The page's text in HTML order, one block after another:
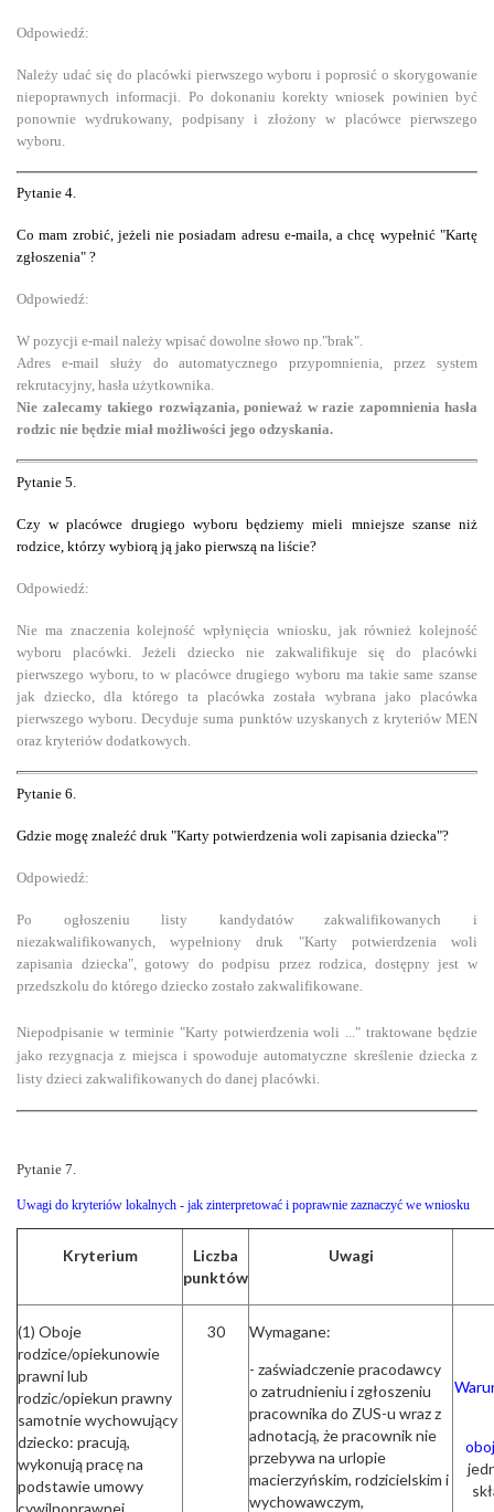
Odpowiedź:
Należy udać się do placówki pierwszego wyboru i poprosić o skorygowanie
niepoprawnych informacji. Po dokonaniu korekty wniosek powinien być
ponownie wydrukowany, podpisany i złożony w placówce pierwszego
wyboru.
Pytanie 4.
Co mam zrobić, jeżeli nie posiadam adresu e-maila, a chcę wypełnić "Kartę
zgłoszenia" ?
Odpowiedź:
W pozycji e-mail należy wpisać dowolne słowo np."brak".
Adres e-mail służy do automatycznego przypomnienia, przez system
rekrutacyjny, hasła użytkownika.
Nie zalecamy takiego rozwiązania, ponieważ w razie zapomnienia hasła
rodzic nie będzie miał możliwości jego odzyskania.
Pytanie 5.
Czy w placówce drugiego wyboru będziemy mieli mniejsze szanse niż
rodzice, którzy wybiorą ją jako pierwszą na liście?
Odpowiedź:
Nie ma znaczenia kolejność wpłynięcia wniosku, jak również kolejność
wyboru placówki. Jeżeli dziecko nie zakwalifikuje się do placówki
pierwszego wyboru, to w placówce drugiego wyboru ma takie same szanse
jak dziecko, dla którego ta placówka została wybrana jako placówka
pierwszego wyboru. Decyduje suma punktów uzyskanych z kryteriów MEN
oraz kryteriów dodatkowych.
Pytanie 6.
Gdzie mogę znaleźć druk "Karty potwierdzenia woli zapisania dziecka"?
Odpowiedź:
Po ogłoszeniu listy kandydatów zakwalifikowanych i
niezakwalifikowanych, wypełniony druk "Karty potwierdzenia woli
zapisania dziecka", gotowy do podpisu przez rodzica, dostępny jest w
przedszkolu do którego dziecko zostało zakwalifikowane.
Niepodpisanie w terminie "Karty potwierdzenia woli ..." traktowane będzie
jako rezygnacja z miejsca i spowoduje automatyczne skreślenie dziecka z
listy dzieci zakwalifikowanych do danej placówki.
Pytanie 7.
Uwagi do kryteriów lokalnych - jak zinterpretować i poprawnie zaznaczyć we wniosku
Kryterium
Liczba
punktów
Uwagi
(1) Oboje
rodzice/opiekunowie
prawni lub
rodzic/opiekun prawny
samotnie wychowujący
dziecko: pracują,
wykonują pracę na
podstawie umowy
30
Wymagane:
- zaświadczenie pracodawcy
o zatrudnieniu i zgłoszeniu
pracownika do ZUS-u wraz z
adnotacją, że pracownik nie
przebywa na urlopie
macierzyńskim, rodzicielskim i
wychowawczym,